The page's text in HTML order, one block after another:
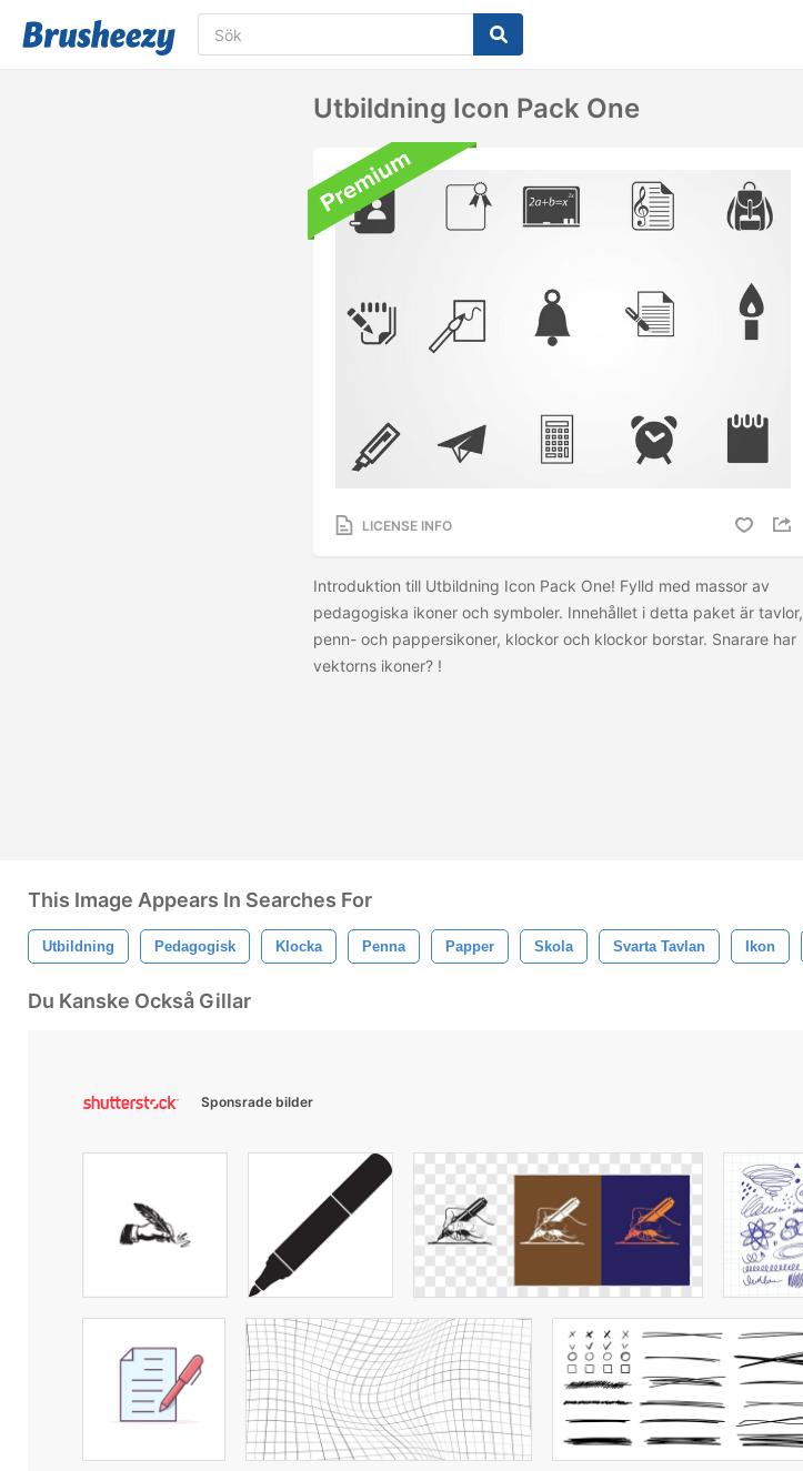
Utbildning Icon Pack One
LICENSE INFO
Introduktion till Utbildning Icon Pack One! Fylld med massor av
pedagogiska ikoner och symboler. Innehållet i detta paket är tavlor,
penn- och pappersikoner, klockor och klockor borstar. Snarare har
vektorns ikoner? !
This Image Appears In Searches For
Utbildning Pedagogisk Klocka Penna Papper Skola Svarta Tavlan Ikon
Du Kanske Också Gillar
Sponsrade bilder